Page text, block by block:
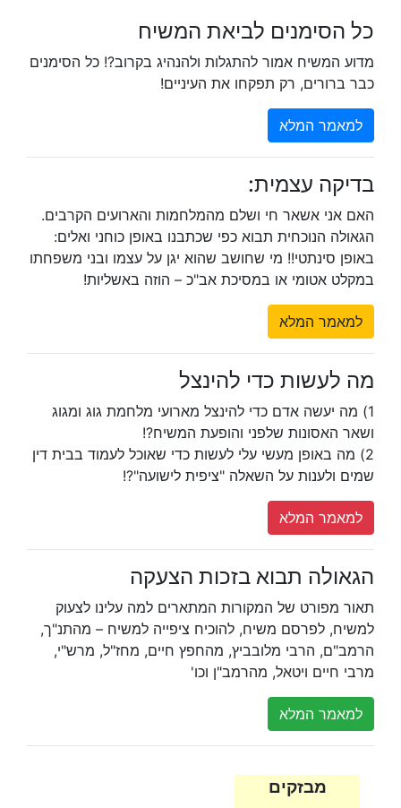
כל הסימנים לביאת המשיח
מדוע המשיח אמור להתגלות ולהנהיג בקרוב?! כל הסימנים
כבר ברורים, רק תפקחו את העיניים!
למאמר המלא
בדיקה עצמית:
האם אני אשאר חי ושלם מהמלחמות והארועים הקרבים.
הגאולה הנוכחית תבוא כפי שכתבנו באופן כוחני ואלים:
באופן סינתטי!! מי שחושב שהוא יגן על עצמו ובני משפחתו
במקלט אטומי או במסיכת אב"כ – הוזה באשליות!
למאמר המלא
מה לעשות כדי להינצל
1) מה יעשה אדם כדי להינצל מארועי מלחמת גוג ומגוג
ושאר האסונות שלפני והופעת המשיח?!
2) מה באופן מעשי עלי לעשות כדי שאוכל לעמוד בבית דין
שמים ולענות על השאלה "ציפית לישועה"?!
למאמר המלא
הגאולה תבוא בזכות הצעקה
תאור מפורט של המקורות המתארים למה עלינו לצעוק
למשיח, לפרסם משיח, להוכיח ציפייה למשיח – מהתנ"ך,
הרמב"ם, הרבי מלובביץ, מהחפץ חיים, מחז"ל, מרש"י,
מרבי חיים ויטאל, מהרמב"ן וכו'
למאמר המלא
מבזקים